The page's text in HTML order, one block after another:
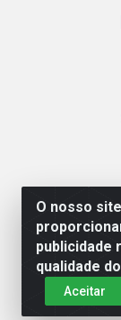
O nosso
publicidade
qualidade
Aceitar